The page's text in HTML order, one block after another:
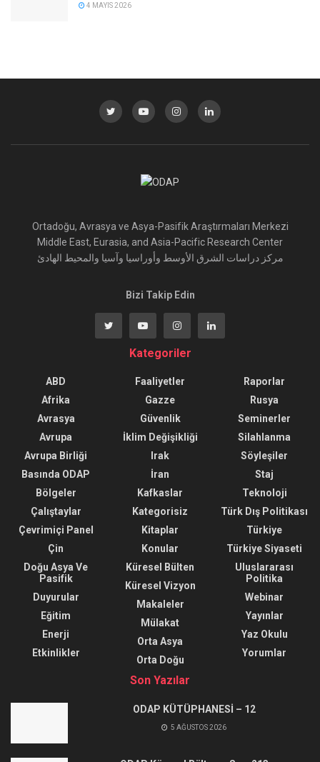
4 MAYIS 2026
Ortadoğu, Avrasya ve Asya-Pasifik Araştırmaları Merkezi
Middle East, Eurasia, and Asia-Pacific Research Center
مركز دراسات الشرق الأوسط وأوراسيا وآسيا والمحيط الهادئ
Bizi Takip Edin
Kategoriler
ABD
Afrika
Avrasya
Avrupa
Avrupa Birliği
Basında ODAP
Bölgeler
Çalıştaylar
Çevrimiçi Panel
Çin
Doğu Asya Ve
Pasifik
Duyurular
Eğitim
Enerji
Etkinlikler
Faaliyetler
Gazze
Güvenlik
İklim Değişikliği
Irak
İran
Kafkaslar
Kategorisiz
Kitaplar
Konular
Küresel Bülten
Küresel Vizyon
Makaleler
Mülakat
Orta Asya
Orta Doğu
Raporlar
Rusya
Seminerler
Silahlanma
Söyleşiler
Staj
Teknoloji
Türk Dış Politikası
Türkiye
Türkiye Siyaseti
Uluslararası
Politika
Webinar
Yayınlar
Yaz Okulu
Yorumlar
Son Yazılar
ODAP KÜTÜPHANESİ – 12
5 AĞUSTOS 2026